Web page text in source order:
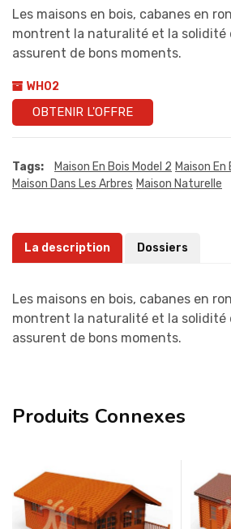
Les maisons en bois, cabanes en
montrent la naturalité et la solidité
assurent de bons moments.
WH02
OBTENIR L'OFFRE
Tags: Maison En Bois Model 2 Maison En
Maison Dans Les Arbres Maison Naturelle
La description Dossiers
Les maisons en bois, cabanes en
montrent la naturalité et la solidité
assurent de bons moments.
Produits Connexes